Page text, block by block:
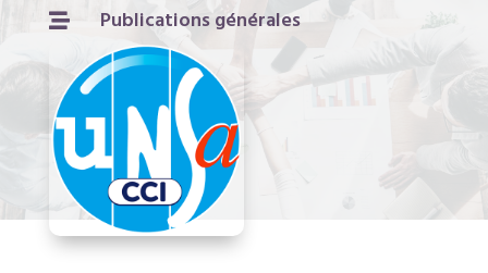
 Publications générales